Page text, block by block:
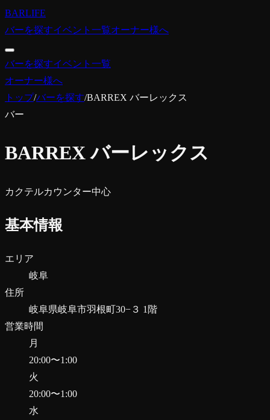
BARLIFE
バーを探すイベント一覧オーナー様へ
バーを探すイベント一覧
オーナー様へ
トップ/バーを探す/BARREX バーレックス
バー
BARREX バーレックス
カクテルカウンター中心
基本情報
エリア
岐阜
住所
岐阜県岐阜市羽根町30−３ 1階
営業時間
月
20:00〜1:00
火
20:00〜1:00
水